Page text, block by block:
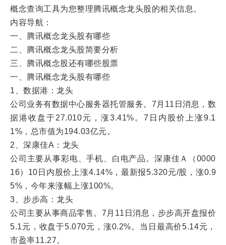
概念查询工具为您整理腾讯概念龙头股的相关信息。
内容导航：
一、腾讯概念龙头股有哪些
二、腾讯概念龙头股简要分析
三、腾讯概念股还有哪些股票
一、腾讯概念龙头股有哪些
1、数据港：龙头
公司业务有数据中心服务器托管服务。7月11日消息，数
据港收盘于27.010元，涨3.41%。7日内股价上涨9.1
1%，总市值为194.03亿元。
2、深康佳A：龙头
公司主要从事彩电、手机、白电产品。深康佳Ａ（0000
16）10日内股价上涨4.14%，最新报5.320元/股，涨0.9
5%，今年来涨幅上涨100%。
3、步步高：龙头
公司主要从事商品零售。7月11日消息，步步高开盘报价
5.1元，收盘于5.070元，涨0.2%。当日最高价5.14元，
市盈率11.27。